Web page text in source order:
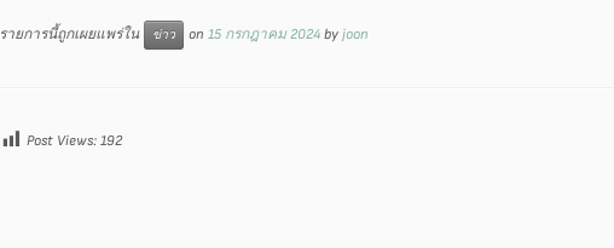
รายการนี้ถูกเผยแพร่ใน ข่าว on 15 กรกฎาคม 2024 by joon
Post Views: 192